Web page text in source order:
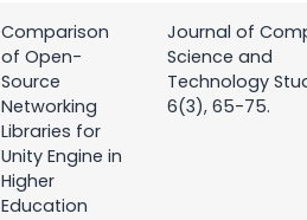
Comparison
of Open-
Source
Networking
Libraries for
Unity Engine in
Higher
Education
Journal of
Science and
Technology
6(3), 65-75.